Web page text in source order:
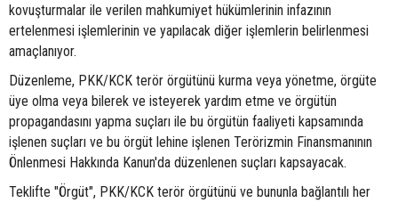
kovuşturmalar ile verilen mahkumiyet hükümlerinin infazının
ertelenmesi işlemlerinin ve yapılacak diğer işlemlerin belirlenmesi
amaçlanıyor.
Düzenleme, PKK/KCK terör örgütünü kurma veya yönetme, örgüte
üye olma veya bilerek ve isteyerek yardım etme ve örgütün
propagandasını yapma suçları ile bu örgütün faaliyeti kapsamında
işlenen suçları ve bu örgüt lehine işlenen Terörizmin Finansmanının
Önlenmesi Hakkında Kanun'da düzenlenen suçları kapsayacak.
Teklifte "Örgüt", PKK/KCK terör örgütünü ve bununla bağlantılı her